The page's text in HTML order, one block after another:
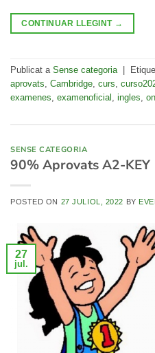
CONTINUAR LLEGINT →
Publicat a Sense categoria
aprovats Cambridge curs
examenes examenoficial ingles
SENSE CATEGORIA
90% Aprovats A2-KEY
POSTED ON 27 JULIOL, 2022 BY
27
jul.